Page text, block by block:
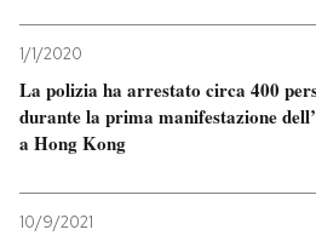
1/1/2020
La polizia ha arrestato circa 400
durante la prima manifestazione
a Hong Kong
10/9/2021